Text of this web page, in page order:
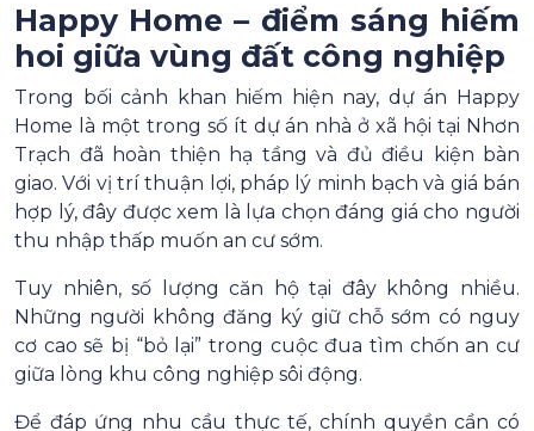
Happy Home – điểm sáng hiếm
hoi giữa vùng đất công nghiệp
Trong bối cảnh khan hiếm hiện nay, dự án Happy
Home là một trong số ít dự án nhà ở xã hội tại Nhơn
Trạch đã hoàn thiện hạ tầng và đủ điều kiện bàn
giao. Với vị trí thuận lợi, pháp lý minh bạch và giá bán
hợp lý, đây được xem là lựa chọn đáng giá cho người
thu nhập thấp muốn an cư sớm.
Tuy nhiên, số lượng căn hộ tại đây không nhiều.
Những người không đăng ký giữ chỗ sớm có nguy
cơ cao sẽ bị “bỏ lại” trong cuộc đua tìm chốn an cư
giữa lòng khu công nghiệp sôi động.
Để đáp ứng nhu cầu thực tế, chính quyền cần có